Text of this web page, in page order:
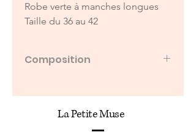
Robe verte à manches longues
Taille du 36 au 42
Composition
La Petite Muse